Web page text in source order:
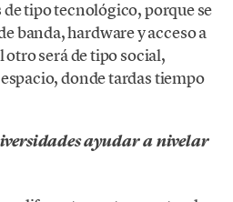
tipo tecnológico, porque se
banda, hardware y acceso a
será de tipo social,
donde tardas tiempo
ayudar a nivelar